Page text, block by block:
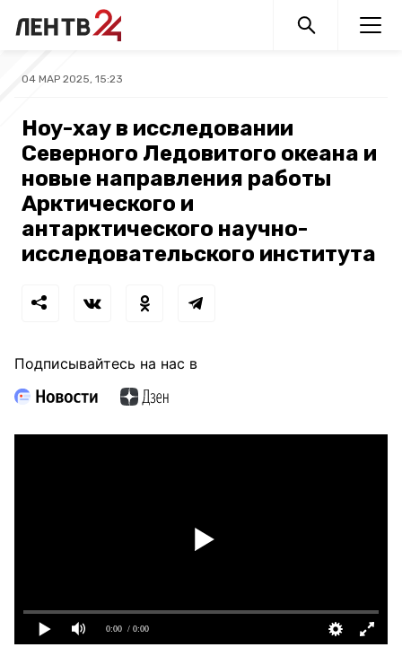
04 МАР 2025, 15:23
Ноу-хау в исследовании
Северного Ледовитого океана и
новые направления работы
Арктического и
антарктического научно-
исследовательского института
Подписывайтесь на нас в
0:00 / 0:00